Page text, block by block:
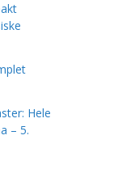
Hele
– 5.